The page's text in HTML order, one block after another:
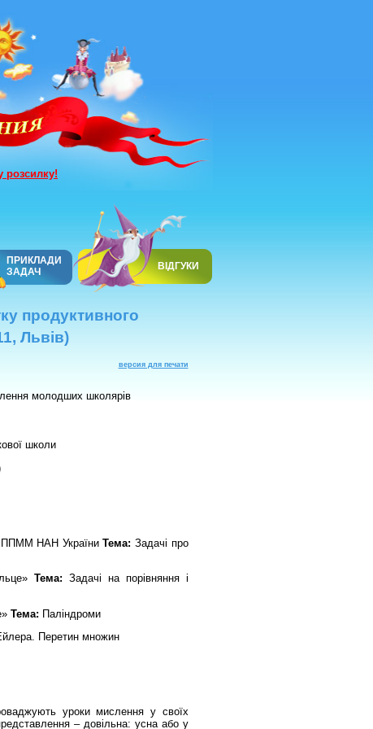
розсилку!
ПРИКЛАДИ
ЗАДАЧ
ВІДГУКИ
продуктивного
Львів)
версия для печати
молодших школярів
школи
ІППММ НАН УкраїниТема: Задачі про
Тема: Задачі на порівняння і
Тема: Паліндроми
Перетин множин
уроки мислення у своїх
– довільна: усна або у